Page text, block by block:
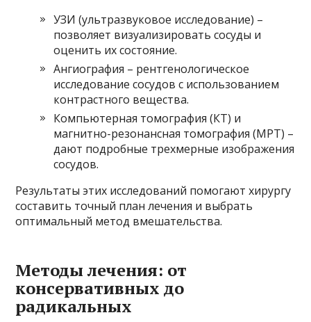
УЗИ (ультразвуковое исследование) –
позволяет визуализировать сосуды и
оценить их состояние.
Ангиография – рентгенологическое
исследование сосудов с использованием
контрастного вещества.
Компьютерная томография (КТ) и
магнитно-резонансная томография (МРТ) –
дают подробные трехмерные изображения
сосудов.
Результаты этих исследований помогают хирургу
составить точный план лечения и выбрать
оптимальный метод вмешательства.
Методы лечения: от
консервативных до
радикальных